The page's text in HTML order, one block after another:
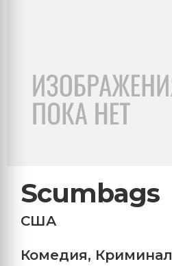
Scumbags
США
Комедия, Криминал